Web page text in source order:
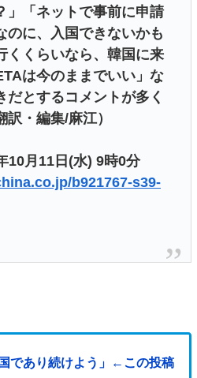
」「ネットで事前に申請
のに、入国できないかも
くくらいなら、韓国に来
は今のままでいい」な
だとするコメントが多く
・編集/麻江）
10月11日(水) 9時0分
b921767-s39-
であり続けよう」←この投稿